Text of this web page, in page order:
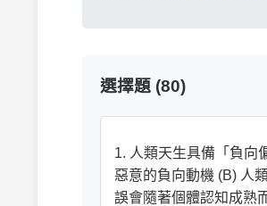
選擇題 (80)
1. 人類天生具備「負向
惡意的負向動機 (B) 人
誤會隨著個體認知成熟